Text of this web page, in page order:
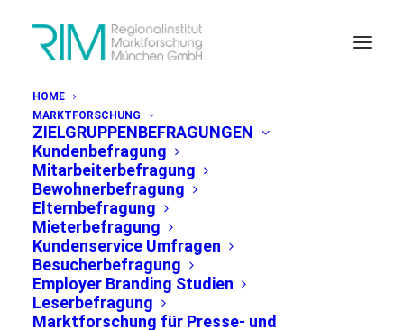
HOME
MARKTFORSCHUNG
ZIELGRUPPENBEFRAGUNGEN
Kundenbefragung
Mitarbeiterbefragung
Bewohnerbefragung
Elternbefragung
Mieterbefragung
Kundenservice Umfragen
Besucherbefragung
Employer Branding Studien
Leserbefragung
Marktforschung für Presse- und
PRESSEMITTEILUNG
Großes Informationsdefizit
zu Europawahl in der
Bevölkerung